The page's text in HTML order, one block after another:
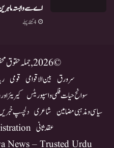
اے سے وابستہ
4 گھنٹے پہلے
© 2026, جملہ حقوق محفوظ ہیں۔ |
سرورق بین الاقوامی قومی
سوانح حیات فلمی و اسپوریٹس کیریئر
سیاسی و مذہبی مضامین شاعری دلچسپ
عقد ثانی
News – Trusted Urdu